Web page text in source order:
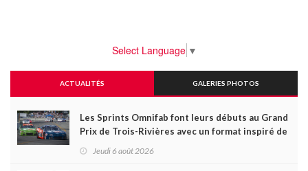
Select Language ▼
ACTUALITÉS GALERIES PHOTOS
Les Sprints Omnifab font leurs débuts au Grand
Prix de Trois-Rivières avec un format inspiré de
Jeudi 6 août 2026